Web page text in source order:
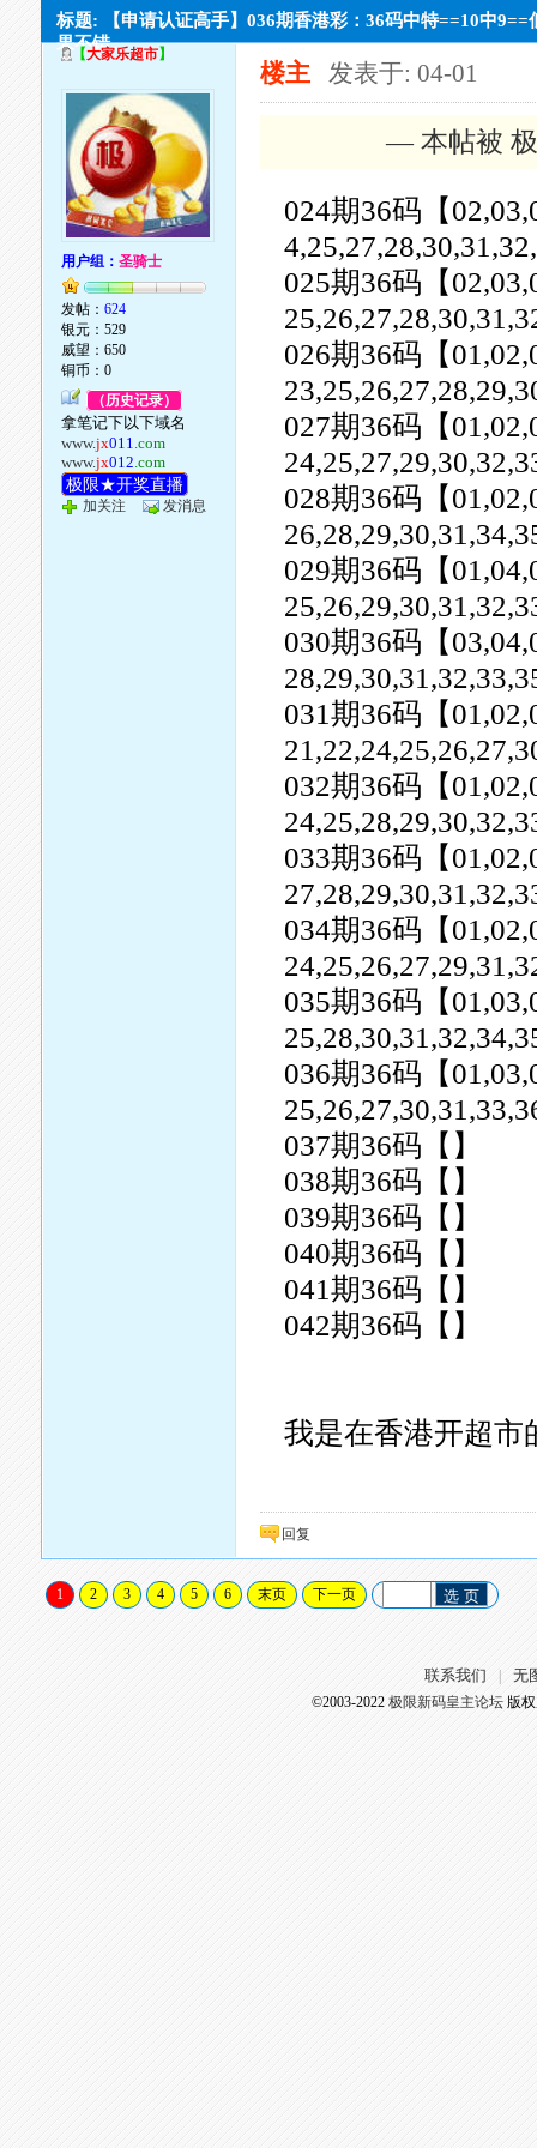
标题: 【申请认证高手】036期香港彩：36码中特==10中9==
果不错。
【大家乐超市】
用户组：圣骑士
发帖：624
银元：529
威望：650
铜币：0
（历史记录）
拿笔记下以下域名
www.jx011.com
www.jx012.com
极限★开奖直播
加关注 发消息
楼主 发表于: 04-01
— 本帖被
024期36码【
025期36码【
026期36码【
027期36码【
028期36码【
029期36码【
030期36码【
031期36码【
032期36码【
033期36码【
034期36码【
035期36码【
036期36码【
037期36码【】
038期36码【】
039期36码【】
040期36码【】
041期36码【】
042期36码【】
我是在香港开超市
回复
1 2 3 4 5 6 末页 下一页 选 页
联系我们 无
©2003-2022 极限新码皇主论坛版权